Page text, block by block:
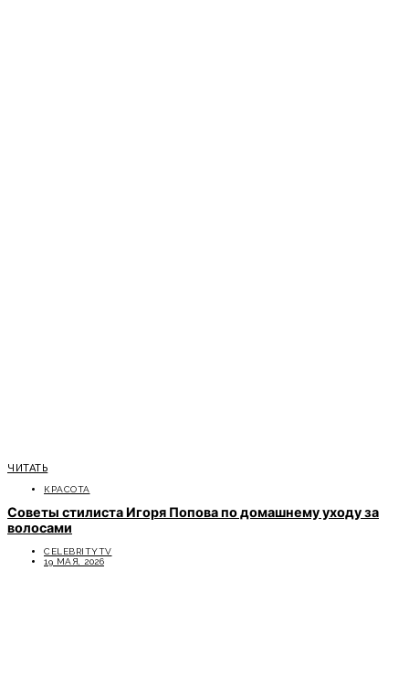
ЧИТАТЬ
КРАСОТА
Советы стилиста Игоря Попова по домашнему уходу за
волосами
CELEBRITYTV
19 МАЯ, 2026